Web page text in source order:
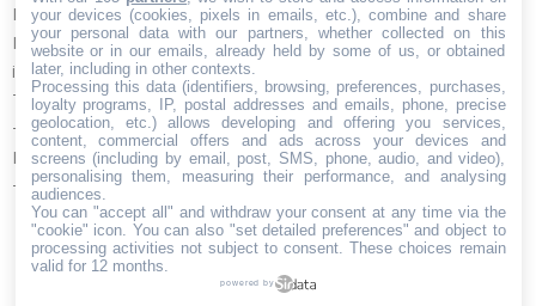
Principales vías de contacto:
E-mail:
info@iberianpress.es
Teléfono:
+34 911863556
Fax:
+34 911863556
Encuéntranos en:
Facebook
page
X
page
YouTube
page
Rss
page
your devices (cookies, pixels in emails, etc.), combine and share
your personal data with our partners, whether collected on this
website or in our emails, already held by some of us, or obtained
later, including in other contexts.
Processing this data (identifiers, browsing, preferences, purchases,
loyalty programs, IP, postal addresses and emails, phone, precise
geolocation, etc.) allows developing and offering you services,
content, commercial offers and ads across your devices and
screens (including by email, post, SMS, phone, audio, and video),
personalising them, measuring their performance, and analysing
audiences.
You can "accept all" and withdraw your consent at any time via the
"cookie" icon . You can also "set detailed preferences" and object to
processing activities not subject to consent. These choices remain
valid for 12 months.
powered by